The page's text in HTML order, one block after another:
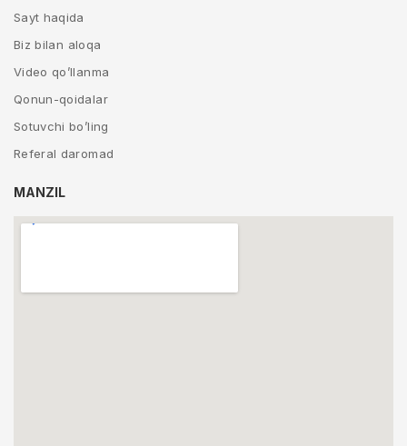
Sayt haqida
Biz bilan aloqa
Video qo’llanma
Qonun-qoidalar
Sotuvchi bo’ling
Referal daromad
MANZIL